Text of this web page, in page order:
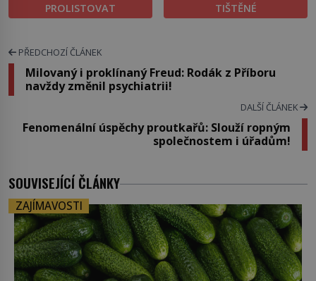
PROLISTOVAT
TIŠTĚNÉ
PŘEDCHOZÍ ČLÁNEK
Milovaný i proklínaný Freud: Rodák z Příboru
navždy změnil psychiatrii!
DALŠÍ ČLÁNEK
Fenomenální úspěchy proutkařů: Slouží ropným
společnostem i úřadům!
SOUVISEJÍCÍ ČLÁNKY
ZAJÍMAVOSTI